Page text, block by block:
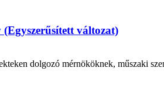
változat)
dolgozó mérnököknek, műszaki